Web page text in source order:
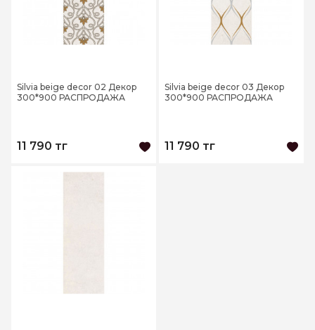
Silvia beige decor 02 Декор
300*900 РАСПРОДАЖА
11 790 тг
Silvia beige decor 03 Декор
300*900 РАСПРОДАЖА
11 790 тг